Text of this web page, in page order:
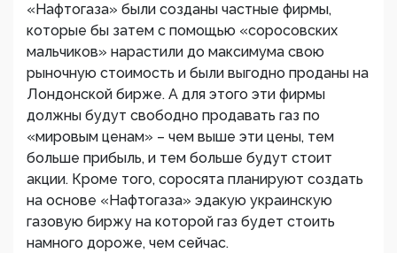
«Нафтогаза» были созданы частные фирмы,
которые бы затем с помощью «соросовских
мальчиков» нарастили до максимума свою
рыночную стоимость и были выгодно проданы на
Лондонской бирже. А для этого эти фирмы
должны будут свободно продавать газ по
«мировым ценам» – чем выше эти цены, тем
больше прибыль, и тем больше будут стоит
акции. Кроме того, соросята планируют создать
на основе «Нафтогаза» эдакую украинскую
газовую биржу на которой газ будет стоить
намного дороже, чем сейчас.